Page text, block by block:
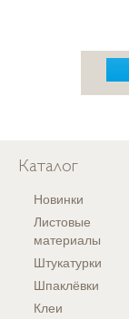
Каталог
Новинки
Листовые
материалы
Штукатурки
Шпаклёвки
Клеи